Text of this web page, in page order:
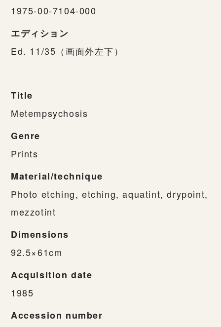
1975-00-7104-000
エディション
Ed. 11/35（画面外左下）
Title
Metempsychosis
Genre
Prints
Material/technique
Photo etching, etching, aquatint, drypoint,
mezzotint
Dimensions
92.5×61cm
Acquisition date
1985
Accession number